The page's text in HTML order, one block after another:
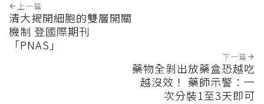
上一篇
清大揭開細胞的雙層開關
機制 登國際期刊
「PNAS」
下一篇
藥物全剝出放藥盒恐越吃
越沒效！ 藥師示警：一
次分裝1至3天即可